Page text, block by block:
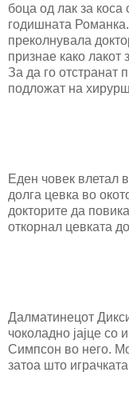
боца од лак за
годишната
преколнувала
признае како лакот
За да го отстранат
подложат на
Еден човек влетал
долга цевка во
докторите да
откорнал цевката
Далматинецот
чоколадно јајце со
Симпсон во него.
затоа што